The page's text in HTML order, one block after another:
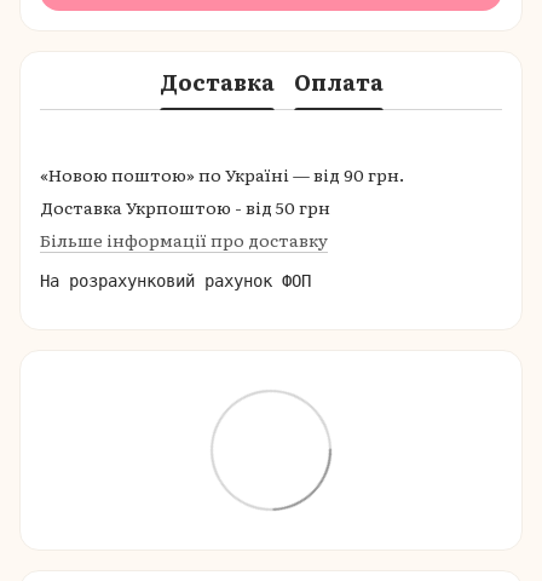
Доставка Оплата
«Новою поштою» по Україні — від 90 грн.
Доставка Укрпоштою - від 50 грн
Більше інформації про доставку
На розрахунковий рахунок ФОП